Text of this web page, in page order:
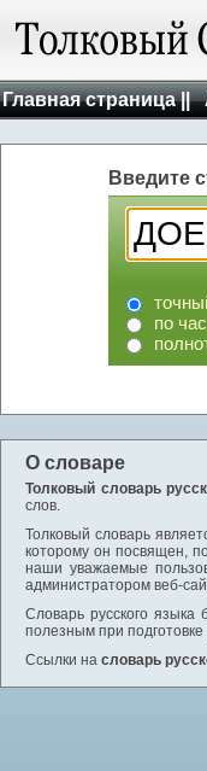
Главная страница ||
Введите
по
О словаре
Толковый словарь
слов.
Толковый словарь
которому он посвящен,
наши уважаемые
администратором веб-
Словарь русского языка
полезным при
Ссылки на словарь